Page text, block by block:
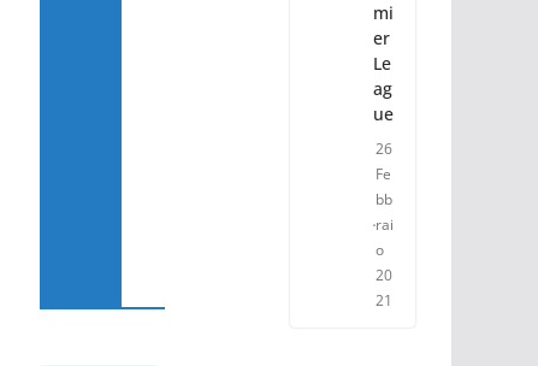
mi
er
Le
ag
ue
26
Fe
bb
rai
o
20
21